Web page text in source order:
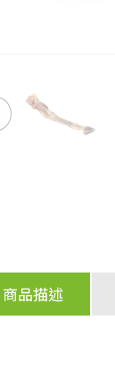
商品描述